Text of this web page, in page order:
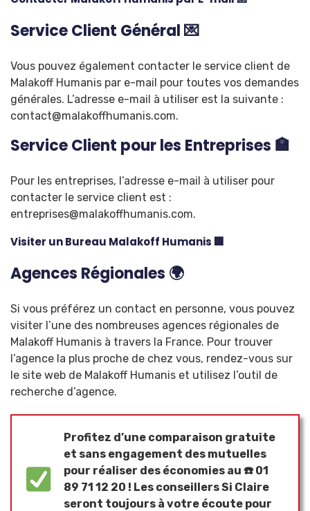
Service Client Général 💌
Vous pouvez également contacter le service client de
Malakoff Humanis par e-mail pour toutes vos demandes
générales. L’adresse e-mail à utiliser est la suivante :
contact@malakoffhumanis.com.
Service Client pour les Entreprises 🏣
Pour les entreprises, l’adresse e-mail à utiliser pour
contacter le service client est :
entreprises@malakoffhumanis.com.
Visiter un Bureau Malakoff Humanis 🏢
Agences Régionales 🌍
Si vous préférez un contact en personne, vous pouvez
visiter l’une des nombreuses agences régionales de
Malakoff Humanis à travers la France. Pour trouver
l’agence la plus proche de chez vous, rendez-vous sur
le site web de Malakoff Humanis et utilisez l’outil de
recherche d’agence.
Profitez d’une comparaison gratuite
et sans engagement des mutuelles
pour réaliser des économies au ☎️ 01
89 71 12 20 ! Les conseillers Si Claire
seront toujours à votre écoute pour